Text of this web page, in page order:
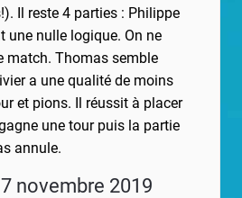
Il reste 4 parties : Philippe
une nulle logique. On ne
match. Thomas semble
a une qualité de moins
et pions. Il réussit à placer
une tour puis la partie
annule.
novembre 2019